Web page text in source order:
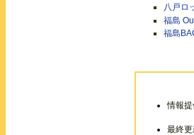
八戸ロ
福島
福島
情報
最終